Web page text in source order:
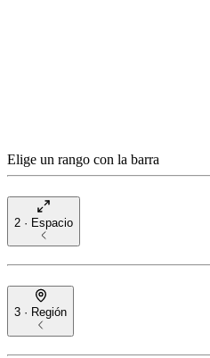
Elige un rango con la barra
2 · Espacio
3 · Región